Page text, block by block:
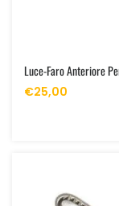
Luce-Faro Anteriore
€25,00